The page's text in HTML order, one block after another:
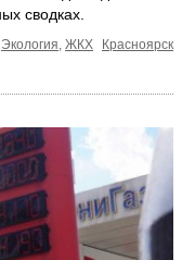
сводках.
Экология, ЖКХ
Красноярск